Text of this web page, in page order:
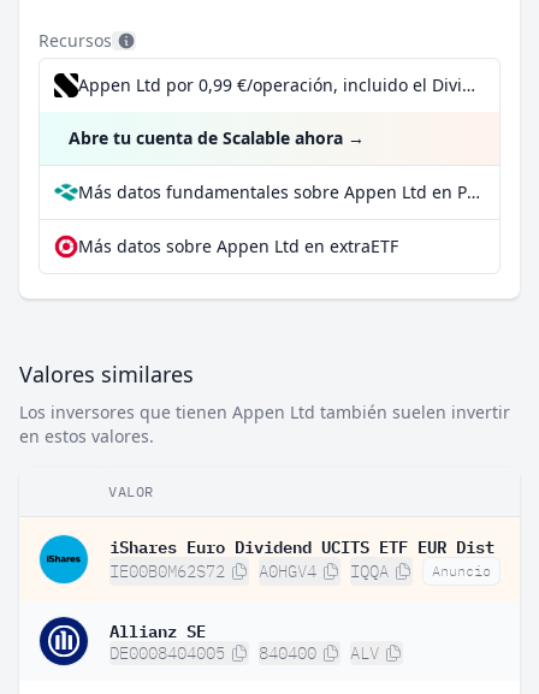
Recursos
Appen Ltd por 0,99 €/operación, incluido el Dividend Reinvestment Plan
Abre tu cuenta de Scalable ahora →
Más datos fundamentales sobre Appen Ltd en Parqet
Más datos sobre Appen Ltd en extraETF
Valores similares
Los inversores que tienen Appen Ltd también suelen invertir
en estos valores.
VALOR
iShares Euro Dividend UCITS ETF EUR Dist
IE00B0M62S72 A0HGV4 IQQA Anuncio
Allianz SE
DE0008404005 840400 ALV